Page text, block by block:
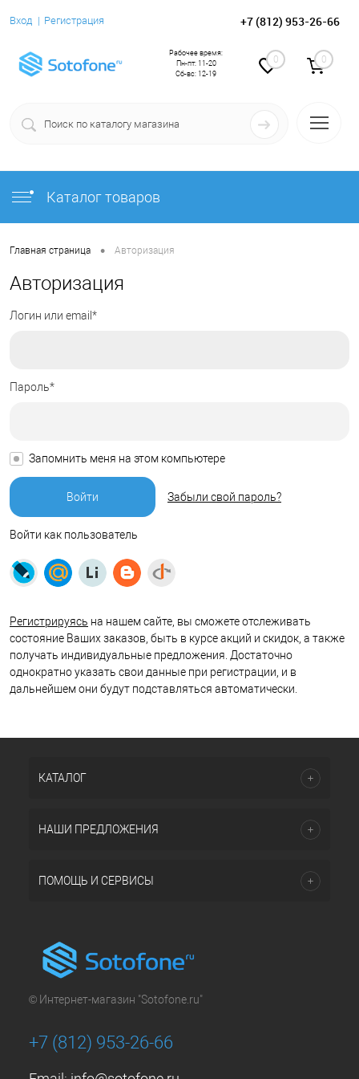
Вход Регистрация +7 (812) 953-26-66
0 0
Рабочее время:
Пн-пт: 11-20
Сб-вс: 12-19
Каталог товаров
Главная страница • Авторизация
Авторизация
Логин или email*
Пароль*
Запомнить меня на этом компьютере
Забыли свой пароль?
Войти как пользователь
Регистрируясь на нашем сайте, вы сможете отслеживать
состояние Ваших заказов, быть в курсе акций и скидок, а также
получать индивидуальные предложения. Достаточно
однократно указать свои данные при регистрации, и в
дальнейшем они будут подставляться автоматически.
КАТАЛОГ
НАШИ ПРЕДЛОЖЕНИЯ
ПОМОЩЬ И СЕРВИСЫ
© Интернет-магазин "Sotofone.ru"
+7 (812) 953-26-66